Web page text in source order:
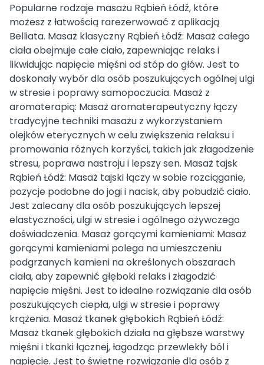
Popularne rodzaje masażu Rąbień Łódź, które
możesz z łatwością rarezerwować z aplikacją
Belliata. Masaż klasyczny Rąbień Łódź: Masaż całego
ciała obejmuje całe ciało, zapewniając relaks i
likwidując napięcie mięśni od stóp do głów. Jest to
doskonały wybór dla osób poszukujących ogólnej ulgi
w stresie i poprawy samopoczucia. Masaż z
aromaterapią: Masaż aromaterapeutyczny łączy
tradycyjne techniki masażu z wykorzystaniem
olejków eterycznych w celu zwiększenia relaksu i
promowania różnych korzyści, takich jak złagodzenie
stresu, poprawa nastroju i lepszy sen. Masaż tajsk
Rąbień Łódź: Masaż tajski łączy w sobie rozciąganie,
pozycje podobne do jogi i nacisk, aby pobudzić ciało.
Jest zalecany dla osób poszukujących lepszej
elastyczności, ulgi w stresie i ogólnego ożywczego
doświadczenia. Masaż gorącymi kamieniami: Masaż
gorącymi kamieniami polega na umieszczeniu
podgrzanych kamieni na określonych obszarach
ciała, aby zapewnić głęboki relaks i złagodzić
napięcie mięśni. Jest to idealne rozwiązanie dla osób
poszukujących ciepła, ulgi w stresie i poprawy
krążenia. Masaż tkanek głębokich Rąbień Łódź:
Masaż tkanek głębokich działa na głębsze warstwy
mięśni i tkanki łącznej, łagodząc przewlekły ból i
napięcie. Jest to świetne rozwiązanie dla osób z